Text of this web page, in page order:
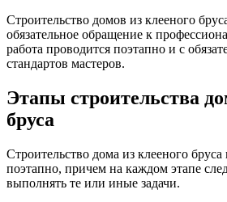
Строительство домов из клееного
обязательное обращение к
работа проводится поэтапно и с
стандартов мастеров.
Этапы строительства
бруса
Строительство дома из клееного бруса
поэтапно, причем на каждом этапе
выполнять те или иные задачи.